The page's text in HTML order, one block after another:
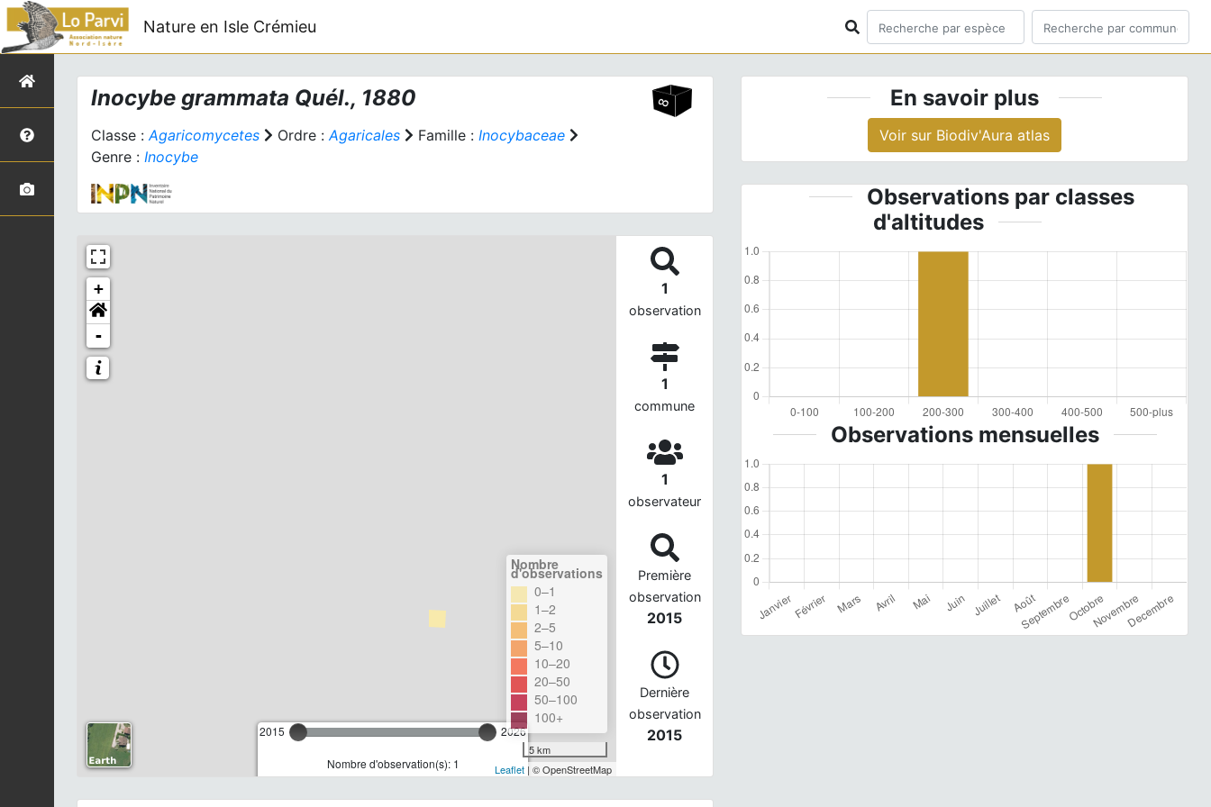
Nature en Isle Crémieu
Inocybe grammata Quél., 1880
Classe :Agaricomycetes Ordre :Agaricales Famille : Inocybaceae
Genre : Inocybe
+
-
2015 2026
Nombre d'observation(s): 1
Nombre
d'observations
0–1
1–2
2–5
5–10
10–20
20–50
50–100
100+
5 km
Leaflet| © OpenStreetMap
1
observation
1
commune
1
observateur
Première
observation
2015
Dernière
observation
2015
En savoir plus
Voir sur Biodiv'Aura atlas
Observations par classes
d'altitudes
Observations mensuelles